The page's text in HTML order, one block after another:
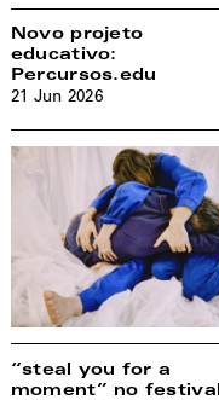
Novo projeto
educativo:
Percursos.edu
21 Jun 2026
“steal you for a
moment” no festival